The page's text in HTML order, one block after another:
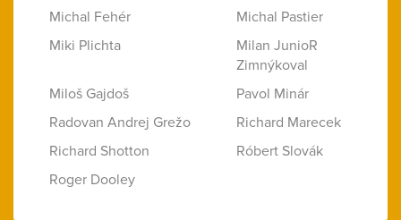
Michal Fehér
Michal Pastier
Miki Plichta
Milan JunioR
Zimnýkoval
Miloš Gajdoš
Pavol Minár
Radovan Andrej Grežo
Richard Marecek
Richard Shotton
Róbert Slovák
Roger Dooley